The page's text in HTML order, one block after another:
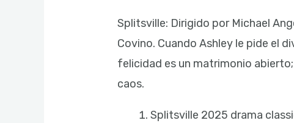
Splitsville: Dirigido por Michael
Covino. Cuando Ashley le pide el
felicidad es un matrimonio abierto;
caos.
Splitsville 2025 drama